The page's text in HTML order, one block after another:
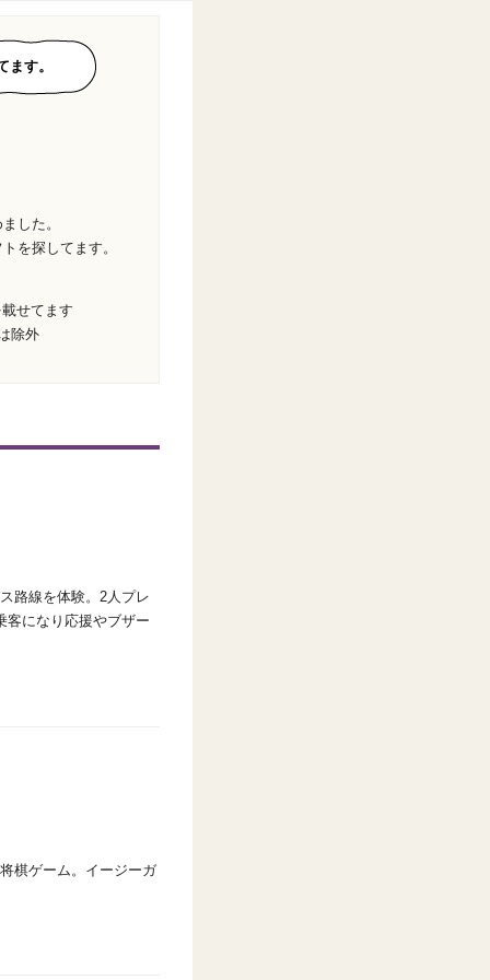
す。
した。
を探してます。
せてます
除外
路線を体験。2人プレ
客になり応援やブザー
棋ゲーム。イージーガ